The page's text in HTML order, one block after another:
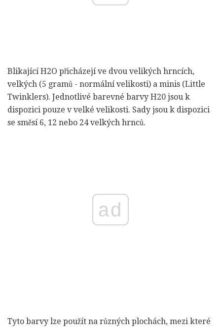
Blikající H2O přicházejí ve dvou velikých hrncích,
velkých (5 gramů - normální velikosti) a minis (Little
Twinklers). Jednotlivé barevné barvy H20 jsou k
dispozici pouze v velké velikosti. Sady jsou k dispozici
se směsí 6, 12 nebo 24 velkých hrnců.
ad
Tyto barvy lze použít na různých plochách, mezi které